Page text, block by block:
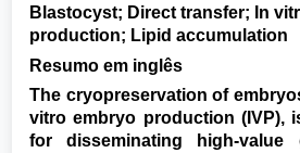
Blastocyst; Direct transfer; In
production; Lipid accumulation
Resumo em inglês
The cryopreservation of
vitro embryo production (IVP),
for disseminating high-